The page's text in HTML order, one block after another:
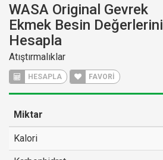
WASA Original Gevrek
Ekmek Besin Değerlerini
Hesapla
Atıştırmalıklar
HESAPLA FAVORİ
Miktar
Kalori